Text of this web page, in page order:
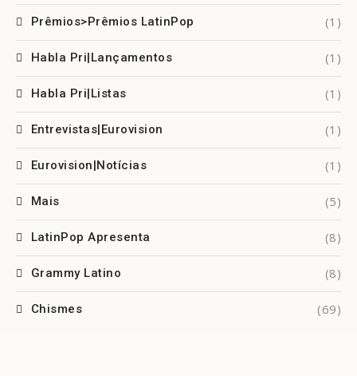
Prêmios>Prêmios LatinPop (1)
Habla Pri|Lançamentos (1)
Habla Pri|Listas (1)
Entrevistas|Eurovision (1)
Eurovision|Notícias (1)
Mais (5)
LatinPop Apresenta (8)
Grammy Latino (8)
Chismes (69)